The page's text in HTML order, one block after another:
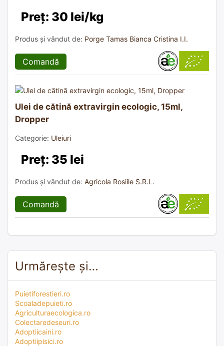
Preț: 30 lei/kg
Produs și vândut de: Porge Tamas Bianca Cristina I.I.
Comandă
Ulei de cătină extravirgin ecologic, 15ml,
Dropper
Categorie: Uleiuri
Preț: 35 lei
Produs și vândut de: Agricola Rosiile S.R.L.
Comandă
Urmărește și…
Puietiforestieri.ro
Scoaladepuieti.ro
Agriculturaecologica.ro
Colectaredeseuri.ro
Adoptiicaini.ro
Adoptiipisici.ro